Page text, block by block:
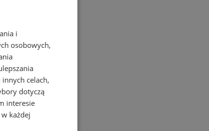
i
osobowych,
celach,
dotyczą
interesie
każdej